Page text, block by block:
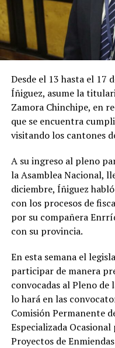
Desde el 13 hasta el 17
Íñiguez, asume la
Zamora Chinchipe, en
que se encuentra
visitando los cantones
A su ingreso al pleno
la Asamblea Nacional,
diciembre, Íñiguez
con los procesos de
por su compañera
con su provincia.
En esta semana el
participar de manera
convocadas al Pleno de
lo hará en las
Comisión Permanente
Especializada
Proyectos de